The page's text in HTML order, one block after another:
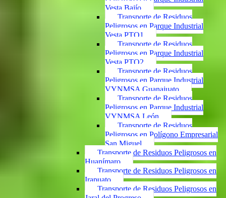
Vesta Bajío
Transporte de Residuos
Peligrosos en Parque Industrial
Vesta PTO1
Transporte de Residuos
Peligrosos en Parque Industrial
Vesta PTO2
Transporte de Residuos
Peligrosos en Parque Industrial
VYNMSA Guanajuato
Transporte de Residuos
Peligrosos en Parque Industrial
VYNMSA León
Transporte de Residuos
Peligrosos en Polígono Empresarial
San Miguel
Transporte de Residuos Peligrosos en
Huanímaro
Transporte de Residuos Peligrosos en
Irapuato
Transporte de Residuos Peligrosos en